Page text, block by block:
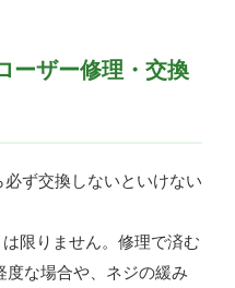
ーザー修理・交換
ず交換しないといけない
限りません。修理で済む
な場合や、ネジの緩み